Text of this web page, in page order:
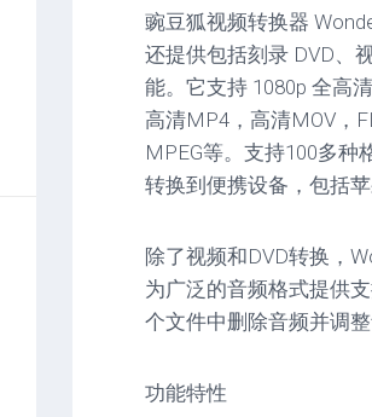
影
音
图
像
mac
驱
动
具
mac
网
豌豆狐视频转换器
还提供包括刻录 DVD、
能。它支持 1080p 全高
高清MP4，高清MOV，
MPEG等。支持100多种
转换到便携设备，包括
除了视频和DVD转换，
为广泛的音频格式提供
个文件中删除音频并调整
功能特性